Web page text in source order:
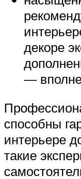
декоре
—
способны
интерьере
такие